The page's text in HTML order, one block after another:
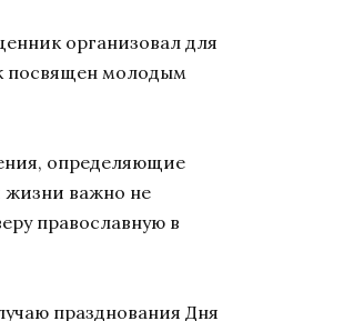
организовал для
посвящен молодым
определяющие
жизни важно не
православную в
празднования Дня